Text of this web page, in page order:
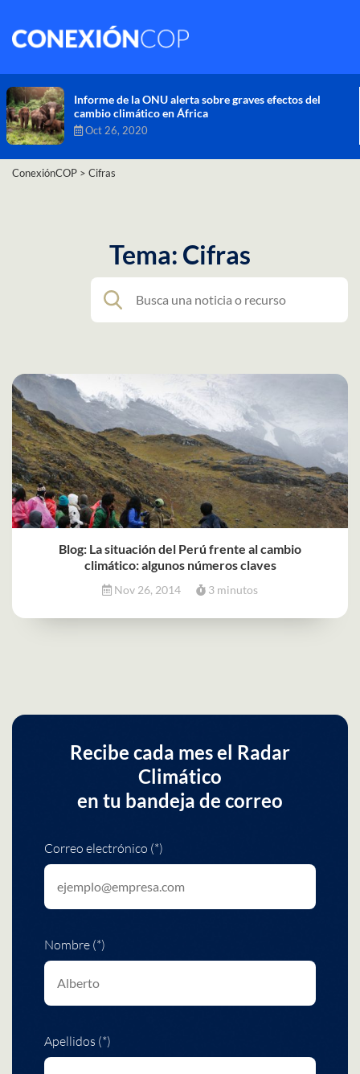
Comisión de Alto Nivel de Cambio Climático aprueba
nueva ambición climática del Perú
Dic 16, 2020
ConexiónCOP > Cifras
Tema: Cifras
Blog: La situación del Perú frente al cambio
climático: algunos números claves
Nov 26, 2014 3 minutos
Recibe cada mes el Radar
Climático
en tu bandeja de correo
Correo electrónico (*)
Nombre (*)
Apellidos (*)